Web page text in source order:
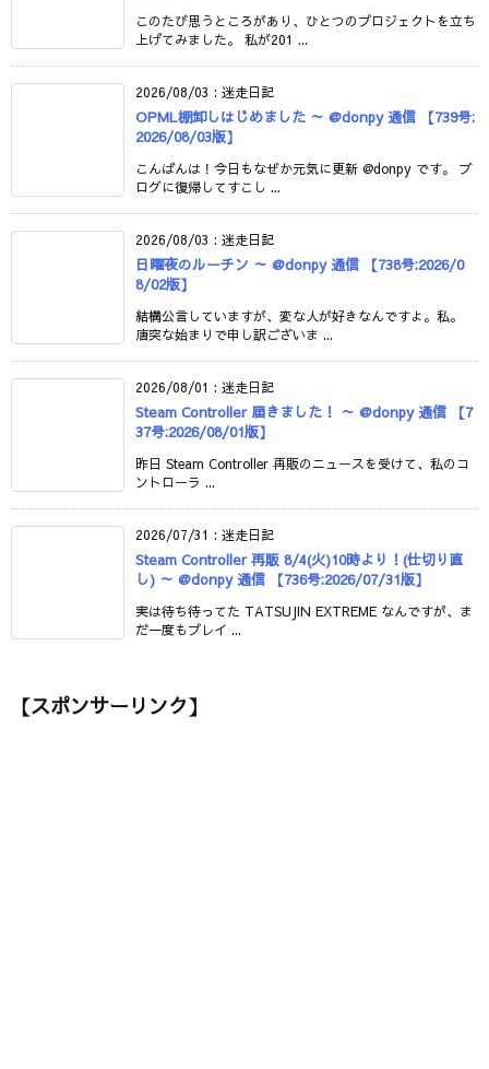
このたび思うところがあり、ひとつのプロジェクトを立ち
上げてみました。 私が201 ...
2026/08/03 : 迷走日記
OPML棚卸しはじめました ～ @donpy 通信 【739号:
2026/08/03版】
こんばんは！今日もなぜか元気に更新 @donpy です。 ブ
ログに復帰してすこし ...
2026/08/03 : 迷走日記
日曜夜のルーチン ～ @donpy 通信 【738号:2026/0
8/02版】
結構公言していますが、変な人が好きなんですよ。私。
唐突な始まりで申し訳ございま ...
2026/08/01 : 迷走日記
Steam Controller 届きました！ ～ @donpy 通信 【7
37号:2026/08/01版】
昨日 Steam Controller 再販のニュースを受けて、私のコ
ントローラ ...
2026/07/31 : 迷走日記
Steam Controller 再販 8/4(火)10時より！(仕切り直
し) ～ @donpy 通信 【736号:2026/07/31版】
実は待ち待ってた TATSUJIN EXTREME なんですが、ま
だ一度もプレイ ...
【スポンサーリンク】